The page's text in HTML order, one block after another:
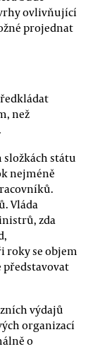
ovlivňující
projednat
než
složkách státu
nejméně
Vláda
zda
roky se objem
představovat
výdajů
organizací
o